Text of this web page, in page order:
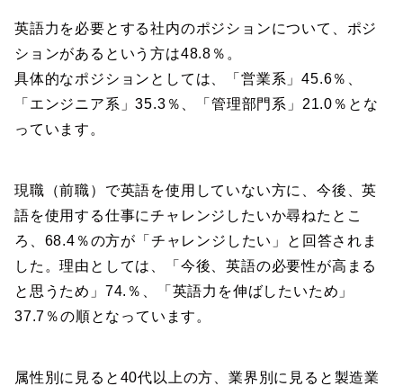
英語力を必要とする社内のポジションについて、ポジ
ションがあるという方は48.8％。
具体的なポジションとしては、「営業系」45.6％、
「エンジニア系」35.3％、「管理部門系」21.0％とな
っています。
現職（前職）で英語を使用していない方に、今後、英
語を使用する仕事にチャレンジしたいか尋ねたとこ
ろ、68.4％の方が「チャレンジしたい」と回答されま
した。理由としては、「今後、英語の必要性が高まる
と思うため」74.％、「英語力を伸ばしたいため」
37.7％の順となっています。
属性別に見ると40代以上の方、業界別に見ると製造業